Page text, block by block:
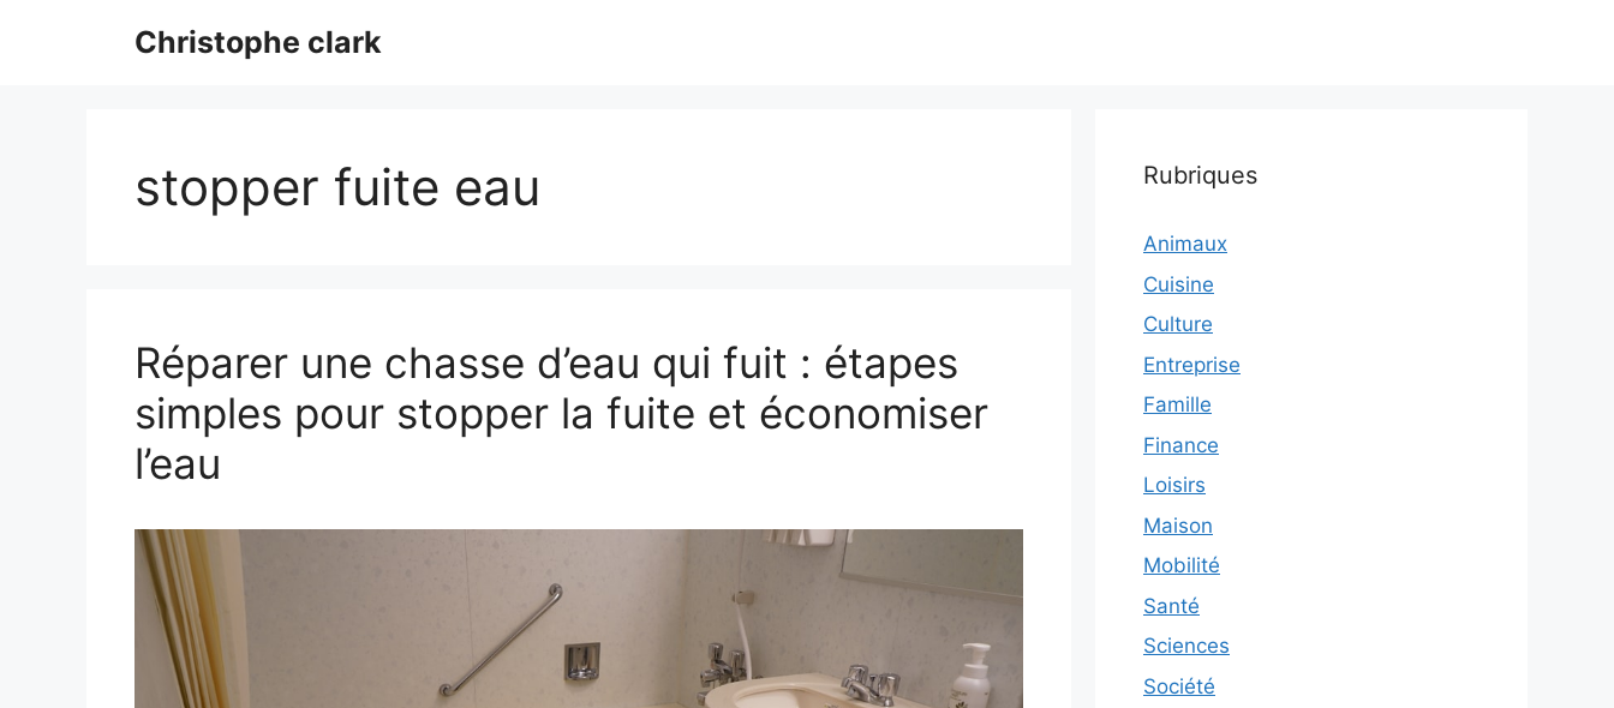
Christophe clark
stopper fuite eau
Réparer une chasse d’eau qui fuit : étapes
simples pour stopper la fuite et économiser
l’eau
Rubriques
Animaux
Cuisine
Culture
Entreprise
Famille
Finance
Loisirs
Maison
Mobilité
Santé
Sciences
Société